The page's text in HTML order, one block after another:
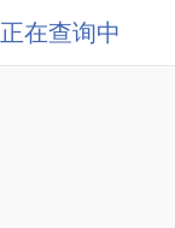
正在查询中